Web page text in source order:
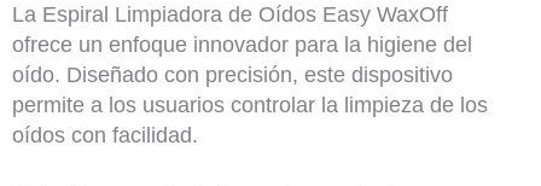
La Espiral Limpiadora de Oídos Easy WaxOff
ofrece un enfoque innovador para la higiene del
oído. Diseñado con precisión, este dispositivo
permite a los usuarios controlar la limpieza de los
oídos con facilidad.